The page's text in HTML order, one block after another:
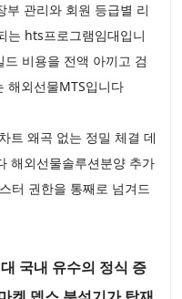
관리와 회원 등급별 리
는 hts프로그램임대입니
비용을 전액 아끼고 검
해외선물MTS입니다
트 왜곡 없는 정밀 체결 데
해외선물솔루션분양 추가
터 권한을 통째로 넘겨드
국내 유수의 정식 증